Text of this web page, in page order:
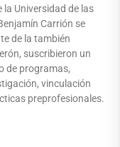
Universidad de las
Carrión se
de la también
suscribieron un
de programas,
vinculación
preprofesionales.